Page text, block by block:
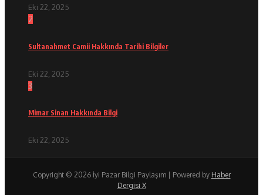
Eki 22, 2025
2
Sultanahmet Camii Hakkında Tarihi Bilgiler
Eki 22, 2025
3
Mimar Sinan Hakkında Bilgi
Eki 22, 2025
Copyright © 2026 İyi Pazar Bilgi Paylaşım | Powered by Haber
Dergisi X